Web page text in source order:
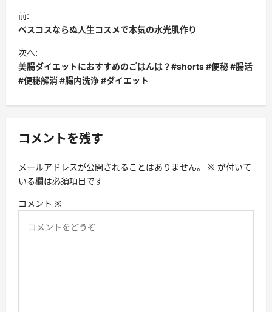
投
稿
ナ
ビ
ゲ
ー
ョ
前:
ベスコスならぬ人生コスメで本気の水光肌作り
次へ:
美腸ダイエットにおすすめのごはんは？#shorts #便秘 #腸活
#便秘解消 #腸内洗浄 #ダイエット
コメントを残す
メールアドレスが公開されることはありません。 ※ が付いて
いる欄は必須項目です
コメント ※